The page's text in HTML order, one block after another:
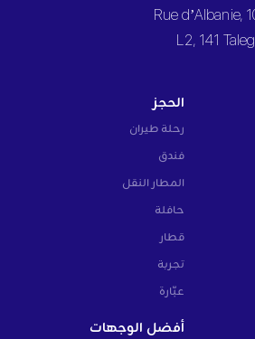
الحجز
رحلة طيران
فندق
المطار النقل
حافلة
قطار
تجربة
عبّارة
أفضل الوجهات